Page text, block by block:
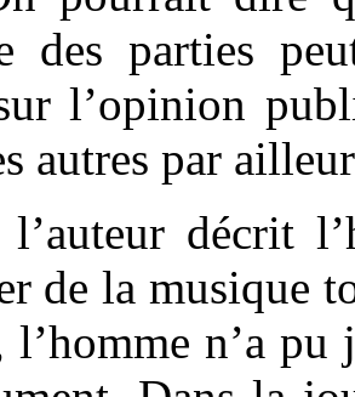
des parties
l’opinion
autres par
décrit
de la musique
l’homme n’a